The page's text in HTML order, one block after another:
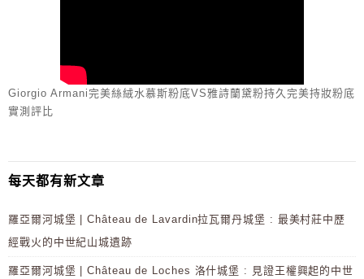
Giorgio Armani完美絲絨水慕斯粉底VS雅詩蘭黛粉持久完美持妝粉底
實測評比
每天都有新文章
羅亞爾河城堡 | Château de Lavardin拉瓦爾丹城堡 : 最美村莊中歷
經戰火的中世紀山城遺跡
羅亞爾河城堡 | Château de Loches 洛什城堡 : 見證王權興起的中世